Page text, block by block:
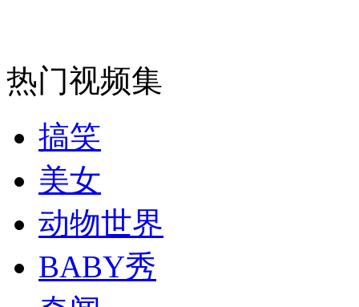
纽约上演“枕头大战”
司机酒驾遇交警 急速倒车逃窜
热门视频集
搞笑
美女
动物世界
BABY秀